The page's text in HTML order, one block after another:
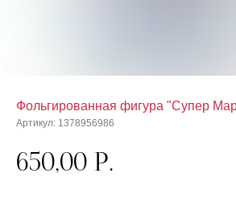
Фольгированная фигура "Супер
Артикул: 1378956986
650,00 р.